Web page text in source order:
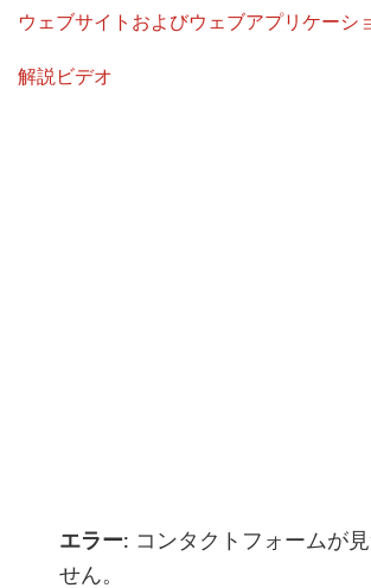
ウェブサイトおよびウェブアプリケーシ
解説ビデオ
エラー: コンタクトフォームが
せん。